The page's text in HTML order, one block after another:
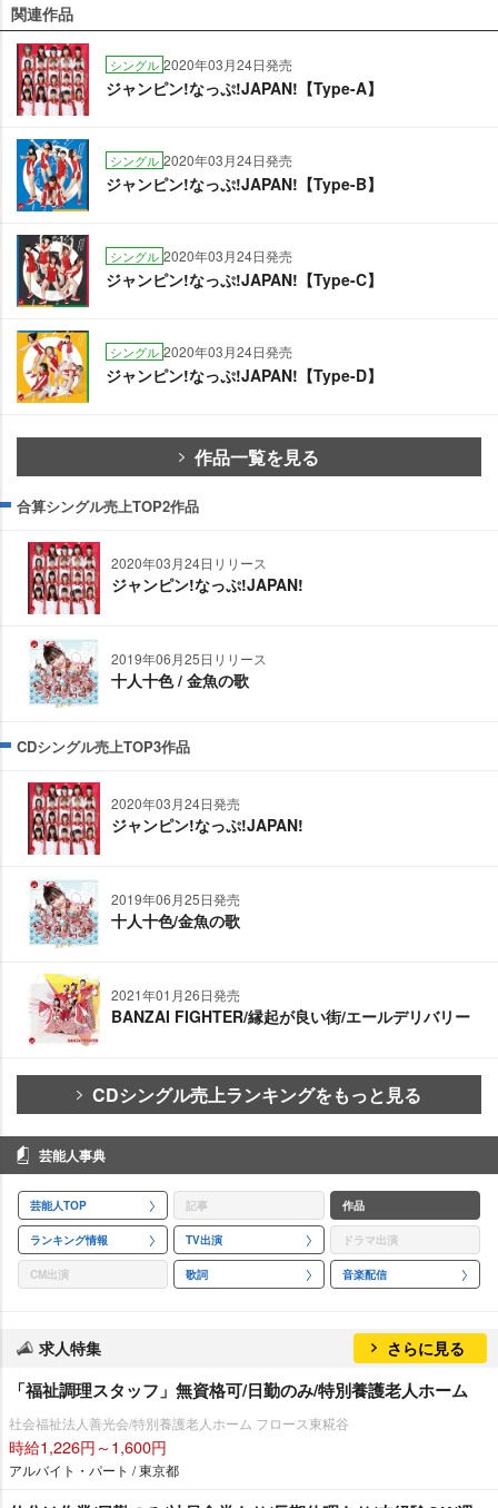
関連作品
シングル 2020年03月24日発売
ジャンピン!なっぷ!JAPAN!【Type-A】
シングル 2020年03月24日発売
ジャンピン!なっぷ!JAPAN!【Type-B】
シングル 2020年03月24日発売
ジャンピン!なっぷ!JAPAN!【Type-C】
シングル 2020年03月24日発売
ジャンピン!なっぷ!JAPAN!【Type-D】
作品一覧を見る
合算シングル売上TOP2作品
2020年03月24日リリース
ジャンピン!なっぷ!JAPAN!
2019年06月25日リリース
十人十色 / 金魚の歌
CDシングル売上TOP3作品
2020年03月24日発売
ジャンピン!なっぷ!JAPAN!
2019年06月25日発売
十人十色/金魚の歌
2021年01月26日発売
BANZAI FIGHTER/縁起が良い街/エールデリバリー
CDシングル売上ランキングをもっと見る
芸能人事典
芸能人TOP 記事 作品
ランキング情報 TV出演 ドラマ出演
CM出演 歌詞 音楽配信
求人特集 さらに見る
「福祉調理スタッフ」無資格可/日勤のみ/特別養護老人ホーム
社会福祉法人善光会/特別養護老人ホーム フロース東糀谷
時給1,226円～1,600円
アルバイト・パート / 東京都